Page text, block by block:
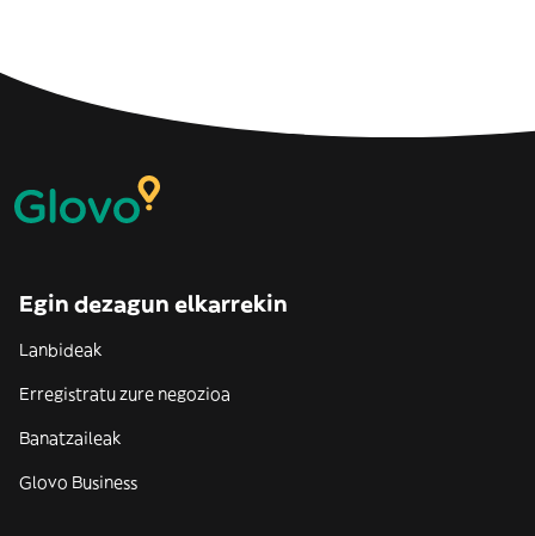
Egin dezagun elkarrekin
Lanbideak
Erregistratu zure negozioa
Banatzaileak
Glovo Business